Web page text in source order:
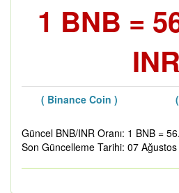
1 BNB =
INR
( Binance Coin )
Güncel BNB/INR Oranı: 1 BNB =
Son Güncelleme Tarihi: 07